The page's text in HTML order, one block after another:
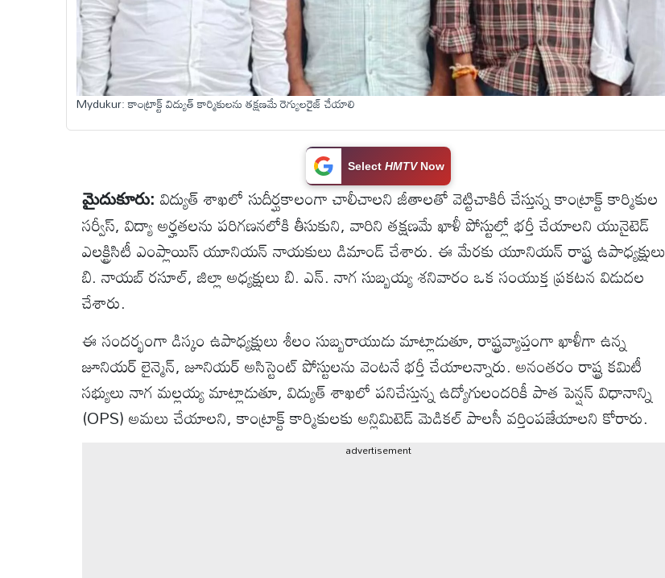
వ్యవసాయం
ఆటోమొబైల్
Mydukur: కాంట్రాక్ట్ విద్యుత్ కార్మికులను తక్షణమే రెగ్యులరైజ్ చేయాలి
SelectHMTVNow
మైదుకూరు: విద్యుత్ శాఖలో సుదీర్ఘకాలంగా చాలీచాలని జీతాలతో వెట్టిచాకిరీ చేస్తున్న కాంట్రాక్ట్ కార్మికుల
సర్వీస్, విద్యా అర్హతలను పరిగణనలోకి తీసుకుని, వారిని తక్షణమే ఖాళీ పోస్టుల్లో భర్తీ చేయాలని యునైటెడ్
ఎలక్ట్రిసిటీ ఎంప్లాయిస్ యూనియన్ నాయకులు డిమాండ్ చేశారు. ఈ మేరకు యూనియన్ రాష్ట్ర ఉపాధ్యక్షులు
బి. నాయబ్ రసూల్, జిల్లా అధ్యక్షులు బి. ఎన్. నాగ సుబ్బయ్య శనివారం ఒక సంయుక్త ప్రకటన విడుదల
చేశారు.
​ఈ సందర్భంగా డిస్కం ఉపాధ్యక్షులు శీలం సుబ్బరాయుడు మాట్లాడుతూ, రాష్ట్రవ్యాప్తంగా ఖాళీగా ఉన్న
జూనియర్ లైన్మెన్, జూనియర్ అసిస్టెంట్ పోస్టులను వెంటనే భర్తీ చేయాలన్నారు. అనంతరం రాష్ట్ర కమిటీ
సభ్యులు నాగ మల్లయ్య మాట్లాడుతూ, విద్యుత్ శాఖలో పనిచేస్తున్న ఉద్యోగులందరికీ పాత పెన్షన్ విధానాన్ని
(OPS) అమలు చేయాలని, కాంట్రాక్ట్ కార్మికులకు అన్లిమిటెడ్ మెడికల్ పాలసీ వర్తింపజేయాలని కోరారు.
advertisement